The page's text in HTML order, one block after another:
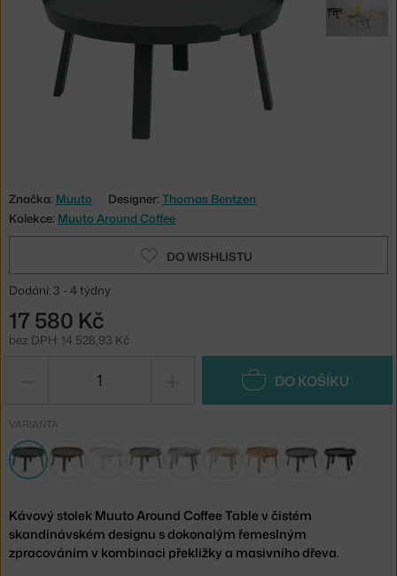
Značka: Muuto Designer: Thomas Bentzen
Kolekce: Muuto Around Coffee
DO WISHLISTU
Dodání: 3 - 4 týdny
17 580 Kč
bez DPH: 14 528,93 Kč
DO KOŠÍKU
VARIANTA
Kávový stolek Muuto Around Coffee Table v čistém
skandinávském designu s dokonalým řemeslným
zpracováním v kombinaci překližky a masivního dřeva.